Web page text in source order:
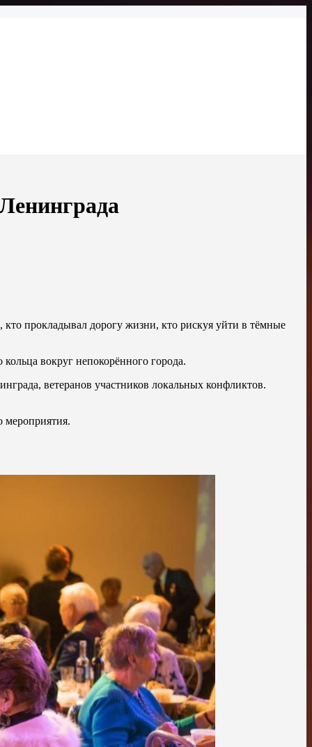
прокладывал дорогу жизни, кто рискуя уйти в тёмные
вокруг непокорённого города.
ветеранов участников локальных конфликтов.
мероприятия.